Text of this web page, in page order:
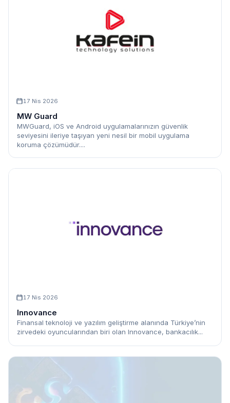
17 Nis 2026
MW Guard
MWGuard, iOS ve Android uygulamalarınızın güvenlik
seviyesini ileriye taşıyan yeni nesil bir mobil uygulama
koruma çözümüdür....
17 Nis 2026
Innovance
Finansal teknoloji ve yazılım geliştirme alanında Türkiye’nin
zirvedeki oyuncularından biri olan Innovance, bankacılık...